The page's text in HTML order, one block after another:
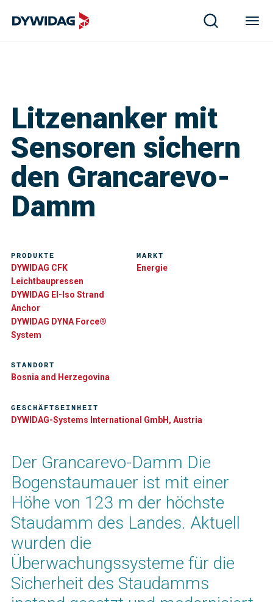
Litzenanker mit
Sensoren sichern
den Grancarevo-
Damm
Der Grancarevo-Damm Die
Bogenstaumauer ist mit einer
Höhe von 123 m der höchste
Staudamm des Landes. Aktuell
wurden die
Überwachungssysteme für die
Sicherheit des Staudamms
PRODUKTE
DYWIDAG CFK
Leichtbaupressen
DYWIDAG El-Iso Strand
Anchor
DYWIDAG DYNA Force®
System
MARKT
Energie
GESCHÄFTSEINHEIT
DYWIDAG-Systems International GmbH, Austria
STANDORT
Bosnia and Herzegovina